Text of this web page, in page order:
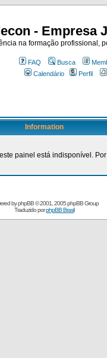
- Empresa
na formação profissional,
FAQ Busca
Calendário
Perfil
Information
painel está indisponível.
byphpBB© 2001, 2005 phpBB Group
Traduzido porphpBB Brasil